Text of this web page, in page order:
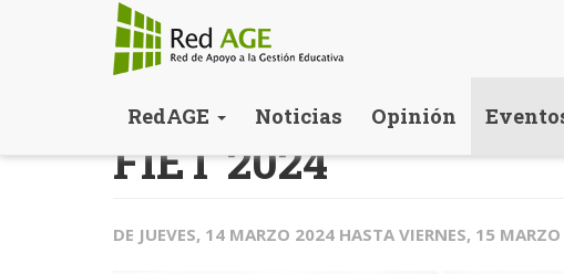
contenido
RedAGE Noticias Opinión
FIET 2024
DE JUEVES, 14 MARZO 2024 HASTA VIERNES, 15